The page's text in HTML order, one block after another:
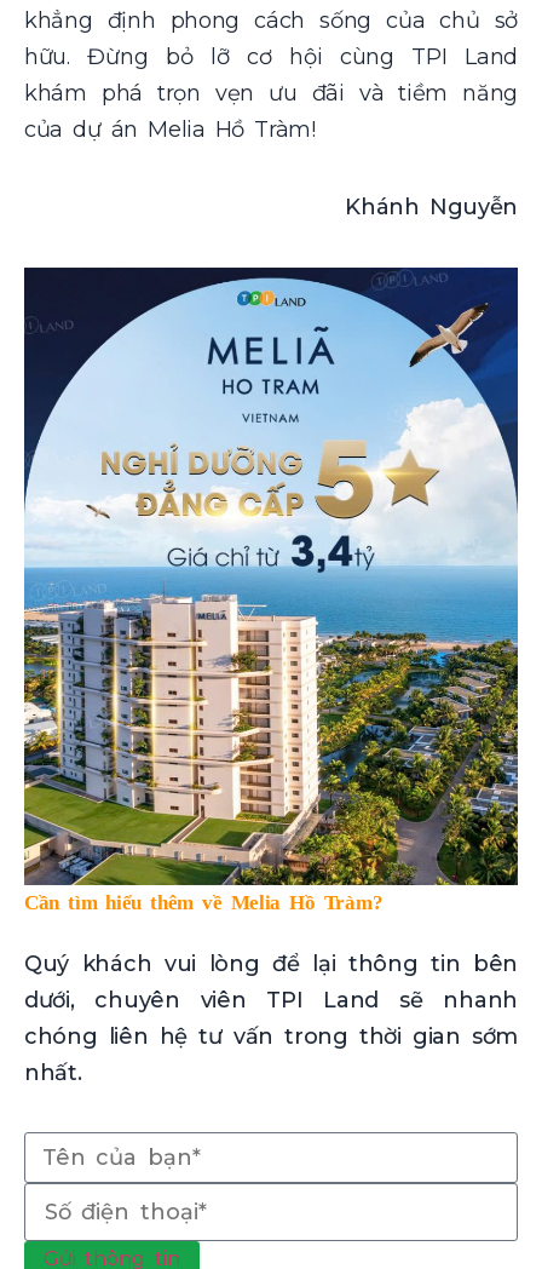
khẳng định phong cách sống của chủ sở
hữu. Đừng bỏ lỡ cơ hội cùng TPI Land
khám phá trọn vẹn ưu đãi và tiềm năng
của dự án Melia Hồ Tràm!
Khánh Nguyễn
Cần tìm hiểu thêm về Melia Hồ Tràm?
Quý khách vui lòng để lại thông tin bên
dưới, chuyên viên TPI Land sẽ nhanh
chóng liên hệ tư vấn trong thời gian sớm
nhất.
Gửi thông tin